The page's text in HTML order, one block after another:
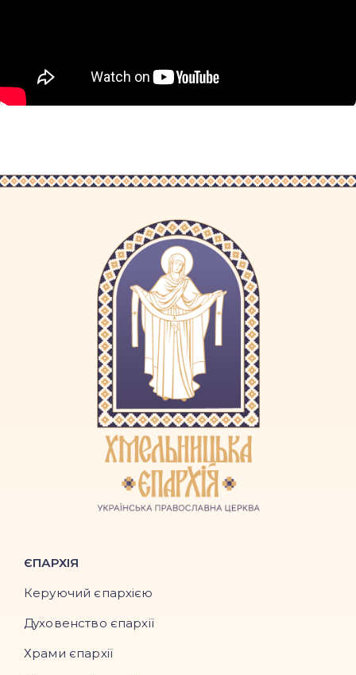
ЄПАРХІЯ
Керуючий єпархією
Духовенство єпархії
Храми єпархії